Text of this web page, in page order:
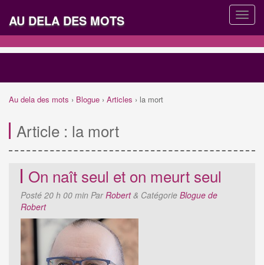
AU DELA DES MOTS
Au dela des mots › Blogue › Articles › la mort
Article : la mort
On naît seul et on meurt seul
Posté 20 h 00 min ParRobert & Catégorie Blogue de
Robert